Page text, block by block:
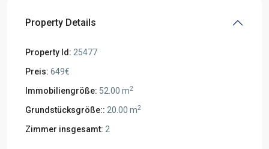
Property Details
Property Id: 25477
Preis: 649€
Immobiliengröße: 52.00 m2
Grundstücksgröße:: 20.00 m2
Zimmer insgesamt: 2